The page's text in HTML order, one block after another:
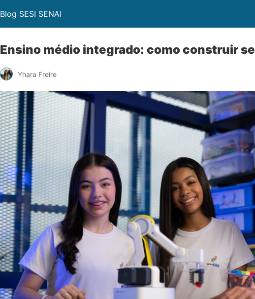
Blog SESI SENAI
Ensino médio integrado: como construir
Yhara Freire